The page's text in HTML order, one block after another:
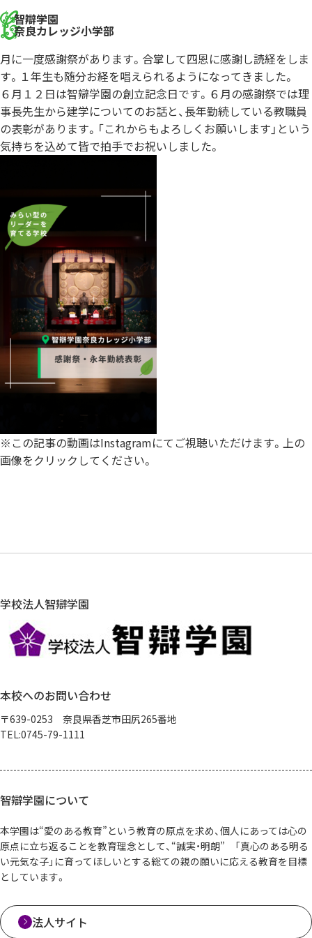
智辯学園
奈良カレッジ小学部
月に一度感謝祭があります。合掌して四恩に感謝し読経をしま
す。１年生も随分お経を唱えられるようになってきました。
６月１２日は智辯学園の創立記念日です。６月の感謝祭では理
事長先生から建学についてのお話と、長年勤続している教職員
の表彰があります。「これからもよろしくお願いします」という
気持ちを込めて皆で拍手でお祝いしました。
※この記事の動画はInstagramにてご視聴いただけます。上の
画像をクリックしてください。
学校法人智辯学園
本校へのお問い合わせ
〒639-0253 奈良県香芝市田尻265番地
TEL:0745-79-1111
智辯学園について
本学園は“愛のある教育”という教育の原点を求め、個人にあっては心の
原点に立ち返ることを教育理念として、“誠実・明朗” 「真心のある明る
い元気な子」に育ってほしいとする総ての親の願いに応える教育を目標
としています。
法人サイト